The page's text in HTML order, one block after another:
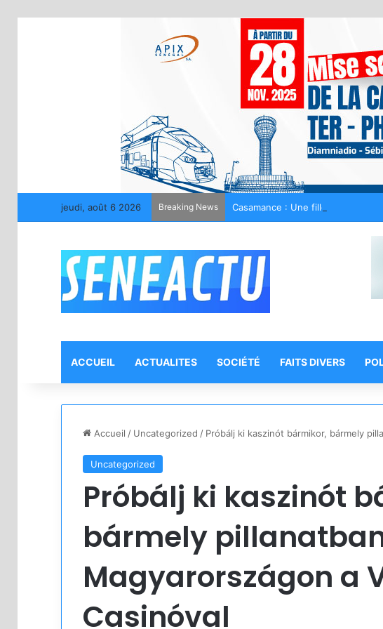
jeudi, août 6 2026 Breaking News Casamance : Une fillette perd la
ACCUEIL ACTUALITES SOCIÉTÉ FAITS DIVERS
Accueil / Uncategorized / Próbálj ki kaszinót bármikor, bármely
Uncategorized
Próbálj ki kaszinót
bármely
Magyarországon a
Casinóval